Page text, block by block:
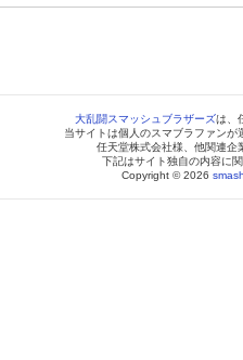
大乱闘スマッシュブラザーズは、
当サイトは個人のスマブラファンが
任天堂株式会社様、他関連企
下記はサイト独自の内容に
Copyright © 2026